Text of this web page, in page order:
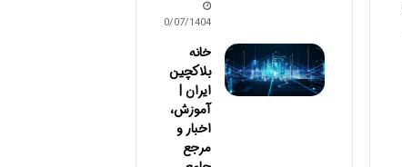
10/07/1404
خانه
بلاکچین
ایران |
آموزش،
اخبار و
مرجع